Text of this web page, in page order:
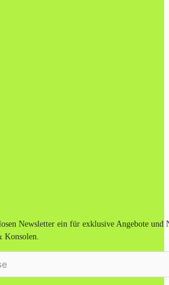
Newsletter ein für exklusive Angebote und
Konsolen.